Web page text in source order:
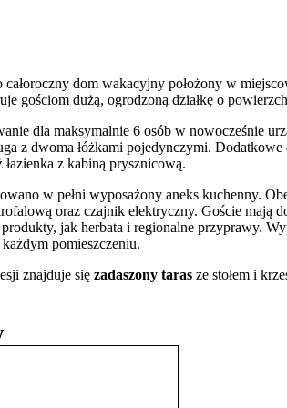
dom wakacyjny położony w
gościom dużą, ogrodzoną działkę o
dla maksymalnie 6 osób w nowocześnie
z dwoma łóżkami pojedynczymi.
z kabiną prysznicową.
w pełni wyposażony aneks kuchenny.
oraz czajnik elektryczny. Goście mają
jak herbata i regionalne przyprawy.
pomieszczeniu.
znajduje się zadaszony taras ze stołem i
dostęp do internetu Wi-Fi oraz